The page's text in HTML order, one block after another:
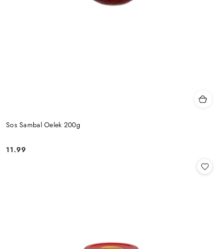
Sos Sambal Oelek 200g
Cena:
11.99